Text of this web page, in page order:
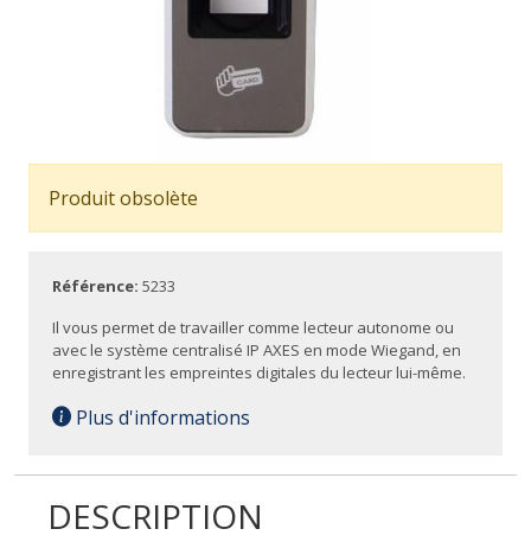
Produit obsolète
Référence: 5233
Il vous permet de travailler comme lecteur autonome ou
avec le système centralisé IP AXES en mode Wiegand, en
enregistrant les empreintes digitales du lecteur lui-même.
Plus d'informations
DESCRIPTION